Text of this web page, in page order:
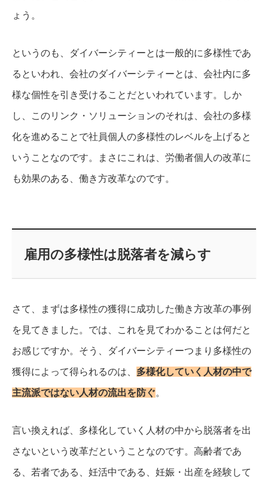
ょう。
というのも、ダイバーシティーとは一般的に多様性であ
るといわれ、会社のダイバーシティーとは、会社内に多
様な個性を引き受けることだといわれています。 しか
し、このリンク・ソリューションのそれは、会社の多様
化を進めることで社員個人の多様性のレベルを上げると
いうことなのです。 まさにこれは、労働者個人の改革に
も効果のある、働き方改革なのです。
雇用の多様性は脱落者を減らす
さて、まずは多様性の獲得に成功した働き方改革の事例
を見てきました。 では、これを見てわかることは何だと
お感じですか。 そう、ダイバーシティーつまり多様性の
獲得によって得られるのは、 多様化していく人材の中で
主流派ではない人材の流出を防ぐ。
言い換えれば、多様化していく人材の中から脱落者を出
さないという改革だということなのです。 高齢者であ
る、若者である、妊活中である、妊娠・出産を経験して